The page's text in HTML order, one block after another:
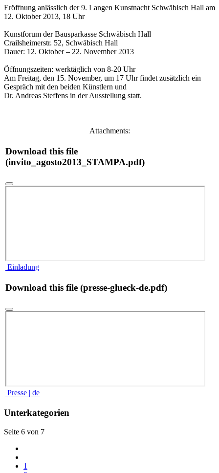
Eröffnung anlässlich der 9. Langen Kunstnacht Schwäbisch Hall am
12. Oktober 2013, 18 Uhr
Kunstforum der Bausparkasse Schwäbisch Hall
Crailsheimerstr. 52, Schwäbisch Hall
Dauer: 12. Oktober – 22. November 2013
Öffnungszeiten: werktäglich von 8-20 Uhr
Am Freitag, den 15. November, um 17 Uhr findet zusätzlich ein
Gespräch mit den beiden Künstlern und
Dr. Andreas Steffens in der Ausstellung statt.
Attachments:
Download this file
(invito_agosto2013_STAMPA.pdf)
Einladung
Download this file (presse-glueck-de.pdf)
Presse | de
Unterkategorien
Seite 6 von 7
1